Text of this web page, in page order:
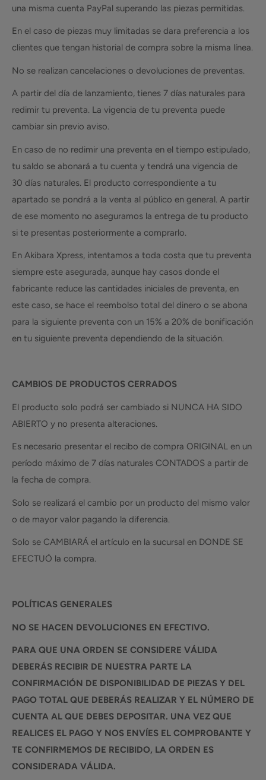
una misma cuenta PayPal superando las piezas permitidas.
En el caso de piezas muy limitadas se dara preferencia a los
clientes que tengan historial de compra sobre la misma línea.
No se realizan cancelaciones o devoluciones de preventas.
A partir del día de lanzamiento, tienes 7 días naturales para
redimir tu preventa. La vigencia de tu preventa puede
cambiar sin previo aviso.
En caso de no redimir una preventa en el tiempo estipulado,
tu saldo se abonará a tu cuenta y tendrá una vigencia de
30 días naturales. El producto correspondiente a tu
apartado se pondrá a la venta al público en general. A partir
de ese momento no aseguramos la entrega de tu producto
si te presentas posteriormente a comprarlo.
En Akibara Xpress, intentamos a toda costa que tu preventa
siempre este asegurada, aunque hay casos donde el
fabricante reduce las cantidades iniciales de preventa, en
este caso, se hace el reembolso total del dinero o se abona
para la siguiente preventa con un 15% a 20% de bonificación
en tu siguiente preventa dependiendo de la situación.
CAMBIOS DE PRODUCTOS CERRADOS
El producto solo podrá ser cambiado si NUNCA HA SIDO
ABIERTO y no presenta alteraciones.
Es necesario presentar el recibo de compra ORIGINAL en un
período máximo de 7 días naturales CONTADOS a partir de
la fecha de compra.
Solo se realizará el cambio por un producto del mismo valor
o de mayor valor pagando la diferencia.
Solo se CAMBIARÁ el artículo en la sucursal en DONDE SE
EFECTUÓ la compra.
POLÍTICAS GENERALES
NO SE HACEN DEVOLUCIONES EN EFECTIVO.
PARA QUE UNA ORDEN SE CONSIDERE VÁLIDA
DEBERÁS RECIBIR DE NUESTRA PARTE LA
CONFIRMACIÓN DE DISPONIBILIDAD DE PIEZAS Y DEL
PAGO TOTAL QUE DEBERÁS REALIZAR Y EL NÚMERO DE
CUENTA AL QUE DEBES DEPOSITAR. UNA VEZ QUE
REALICES EL PAGO Y NOS ENVÍES EL COMPROBANTE Y
TE CONFIRMEMOS DE RECIBIDO, LA ORDEN ES
CONSIDERADA VÁLIDA.